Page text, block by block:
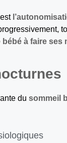
bébé à faire ses
du sommeil